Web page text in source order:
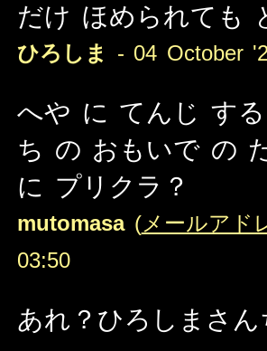
だけ ほめられても
ひろしま - 04 October
へや に てんじ す
ち の おもいで の
に プリクラ？
mutomasa(メールアド
03:50
あれ？ひろしまさ